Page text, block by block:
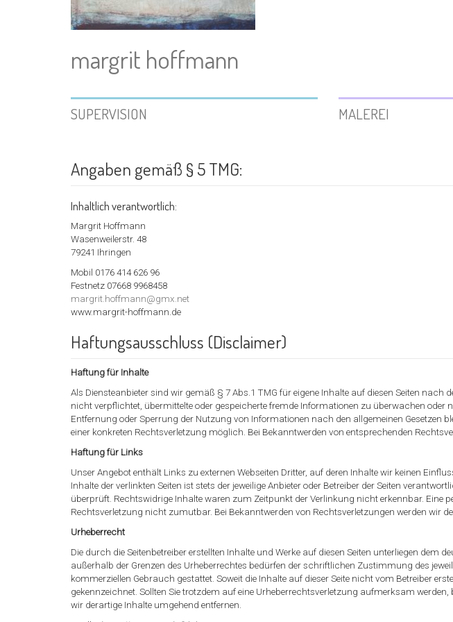
margrit hoffmann
SUPERVISION MALEREI
Angaben gemäß § 5 TMG:
Inhaltlich verantwortlich:
Margrit Hoffmann
Wasenweilerstr. 48
79241 Ihringen
Mobil 0176 414 626 96
Festnetz 07668 9968458
margrit.hoffmann@gmx.net
www.margrit-hoffmann.de
Haftungsausschluss (Disclaimer)
Haftung für Inhalte
Als Diensteanbieter sind wir gemäß § 7 Abs.1 TMG für eigene Inhalte auf diesen Seiten
nicht verpflichtet, übermittelte oder gespeicherte fremde Informationen zu überwachen
Entfernung oder Sperrung der Nutzung von Informationen nach den allgemeinen Gesetzen
einer konkreten Rechtsverletzung möglich. Bei Bekanntwerden von entsprechenden
Haftung für Links
Unser Angebot enthält Links zu externen Webseiten Dritter, auf deren Inhalte wir keinen
Inhalte der verlinkten Seiten ist stets der jeweilige Anbieter oder Betreiber der Seiten
überprüft. Rechtswidrige Inhalte waren zum Zeitpunkt der Verlinkung nicht erkennbar. Eine
Rechtsverletzung nicht zumutbar. Bei Bekanntwerden von Rechtsverletzungen werden wir
Urheberrecht
Die durch die Seitenbetreiber erstellten Inhalte und Werke auf diesen Seiten unterliegen
außerhalb der Grenzen des Urheberrechtes bedürfen der schriftlichen Zustimmung des
kommerziellen Gebrauch gestattet. Soweit die Inhalte auf dieser Seite nicht vom Betreiber
gekennzeichnet. Sollten Sie trotzdem auf eine Urheberrechtsverletzung aufmerksam
wir derartige Inhalte umgehend entfernen.